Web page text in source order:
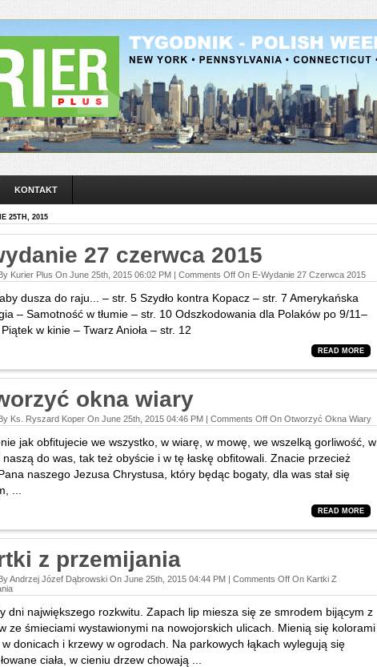
KONTAKT
25TH, 2015
27 czerwca 2015
Kurier Plus On June 25th, 2015 06:02 PM | Comments Off On E-Wydanie 27 Czerwca 2015
dusza do raju... – str. 5 Szydło kontra Kopacz – str. 7 Amerykańska
– Samotność w tłumie – str. 10 Odszkodowania dla Polaków po 9/11–
w kinie – Twarz Anioła – str. 12
READ MORE
okna wiary
Ks. Ryszard Koper On June 25th, 2015 04:46 PM | Comments Off On Otworzyć Okna Wiary
jak obfitujecie we wszystko, w wiarę, w mowę, we wszelką gorliwość, w
naszą do was, tak też obyście i w tę łaskę obfitowali. Znacie przecież
naszego Jezusa Chrystusa, który będąc bogaty, dla was stał się
...
READ MORE
z przemijania
Andrzej Józef Dąbrowski On June 25th, 2015 04:44 PM | Comments Off On Kartki Z
dni największego rozkwitu. Zapach lip miesza się ze smrodem bijącym z
ze śmieciami wystawionymi na nowojorskich ulicach. Mienią się kolorami
w donicach i krzewy w ogrodach. Na parkowych łąkach wylegują się
ciała, w cieniu drzew chowają ...